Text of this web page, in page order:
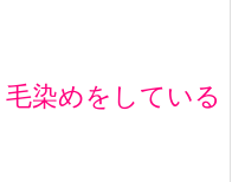
染めをしている